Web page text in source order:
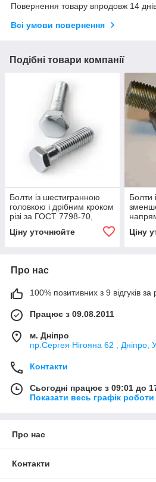
Повернення товару впродовж 14
Всі умови повернення
Подібні товари компанії
Болти із шестигранною
головкою і дрібним кроком
різі за ГОСТ 7798-70,
933, А2 неіржавкі
Ціну уточнюйте
Болти
ГОСТ
Ціну
Про нас
100% позитивних з 9 відгуків за
Працює з 09.08.2011
м. Дніпро
пр.Сергея Нігояна 62 , Дніпро,
Контакти
Сьогодні працює з 09:01 до
Показати весь графік роботи
Про нас
Контакти